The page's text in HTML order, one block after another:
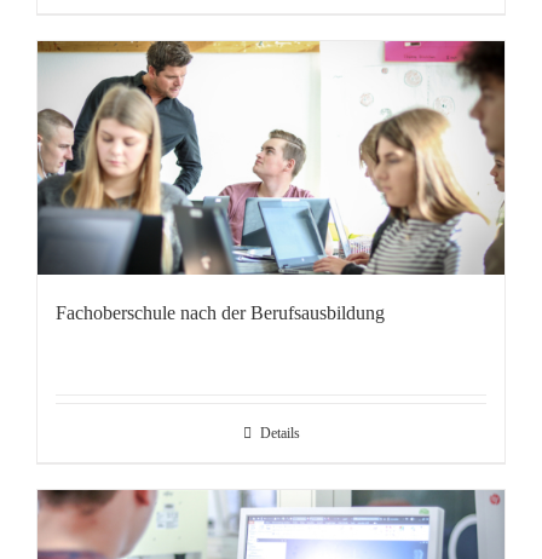
Fachoberschule nach der Berufsausbildung
Details